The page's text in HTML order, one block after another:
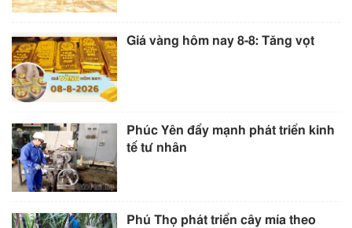
Giá vàng hôm nay 8-8: Tăng vọt
Phúc Yên đẩy mạnh phát triển kinh
tế tư nhân
Phú Thọ phát triển cây mía theo